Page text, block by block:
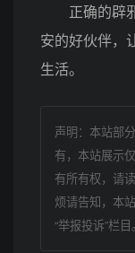
正确的辟邪
安的好伙伴，
生活。
声明：本站部
有，本站展示
有所有权，请
烦请告知，本
“举报投诉”栏目。